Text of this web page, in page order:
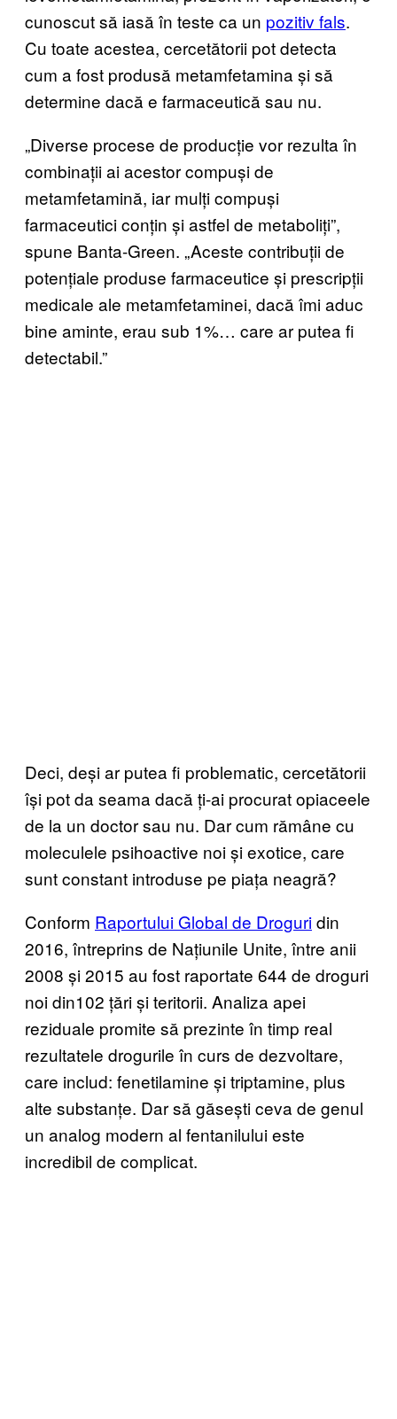
cunoscut să iasă în teste ca un pozitiv fals.
Cu toate acestea, cercetătorii pot detecta
cum a fost produsă metamfetamina și să
determine dacă e farmaceutică sau nu.
„Diverse procese de producție vor rezulta în
combinații ai acestor compuși de
metamfetamină, iar mulți compuși
farmaceutici conțin și astfel de metaboliți”,
spune Banta-Green. „Aceste contribuții de
potențiale produse farmaceutice și prescripții
medicale ale metamfetaminei, dacă îmi aduc
bine aminte, erau sub 1%… care ar putea fi
detectabil.”
Deci, deși ar putea fi problematic, cercetătorii
își pot da seama dacă ți-ai procurat opiaceele
de la un doctor sau nu. Dar cum rămâne cu
moleculele psihoactive noi și exotice, care
sunt constant introduse pe piața neagră?
Conform Raportului Global de Droguridin
2016, întreprins de Națiunile Unite, între anii
2008 și 2015 au fost raportate 644 de droguri
noi din102 țări și teritorii. Analiza apei
reziduale promite să prezinte în timp real
rezultatele drogurile în curs de dezvoltare,
care includ: fenetilamine și triptamine, plus
alte substanțe. Dar să găsești ceva de genul
un analog modern al fentanilului este
incredibil de complicat.